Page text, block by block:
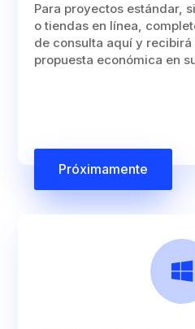
Para proyectos estándar,
o tiendas en línea,
de consulta aquí y
propuesta económica en
Próximamente
